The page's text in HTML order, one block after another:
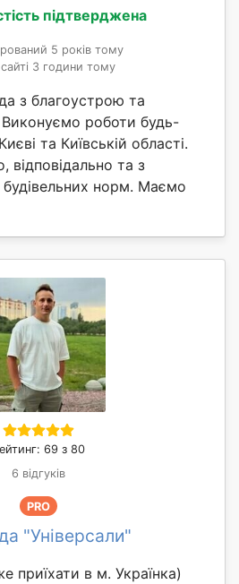
підтверджена
5 років тому
3 години тому
з благоустрою та
Виконуємо роботи будь-
та Київській області.
та з
норм. Маємо
69 з 80
6 відгуків
PRO
"Універсали"
приїхати в м. Українка)